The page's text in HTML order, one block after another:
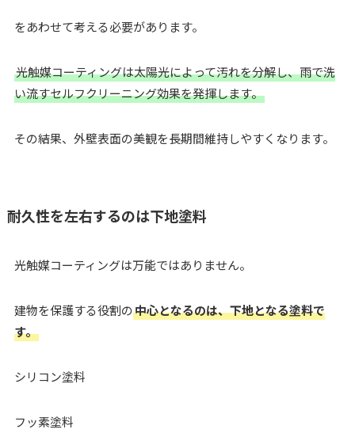
をあわせて考える必要があります。
光触媒コーティングは太陽光によって汚れを分解し、雨で洗
い流すセルフクリーニング効果を発揮します。
その結果、外壁表面の美観を長期間維持しやすくなります。
耐久性を左右するのは下地塗料
光触媒コーティングは万能ではありません。
建物を保護する役割の中心となるのは、下地となる塗料で
す。
シリコン塗料
フッ素塗料